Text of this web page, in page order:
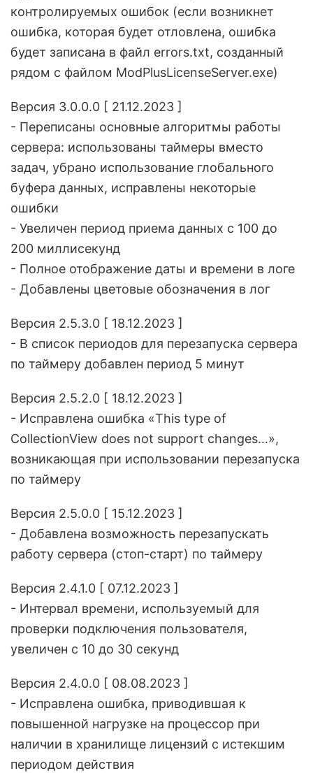
контролируемых ошибок (если возникнет
ошибка, которая будет отловлена, ошибка
будет записана в файл errors.txt, созданный
рядом с файлом ModPlusLicenseServer.exe)
Версия 3.0.0.0 [ 21.12.2023 ]
- Переписаны основные алгоритмы работы
сервера: использованы таймеры вместо
задач, убрано использование глобального
буфера данных, исправлены некоторые
ошибки
- Увеличен период приема данных с 100 до
200 миллисекунд
- Полное отображение даты и времени в логе
- Добавлены цветовые обозначения в лог
Версия 2.5.3.0 [ 18.12.2023 ]
- В список периодов для перезапуска сервера
по таймеру добавлен период 5 минут
Версия 2.5.2.0 [ 18.12.2023 ]
- Исправлена ошибка «This type of
CollectionView does not support changes…»,
возникающая при использовании перезапуска
по таймеру
Версия 2.5.0.0 [ 15.12.2023 ]
- Добавлена возможность перезапускать
работу сервера (стоп-старт) по таймеру
Версия 2.4.1.0 [ 07.12.2023 ]
- Интервал времени, используемый для
проверки подключения пользователя,
увеличен с 10 до 30 секунд
Версия 2.4.0.0 [ 08.08.2023 ]
- Исправлена ошибка, приводившая к
повышенной нагрузке на процессор при
наличии в хранилище лицензий с истекшим
периодом действия